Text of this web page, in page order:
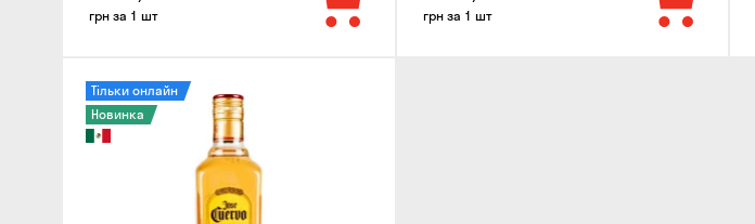
грн за 1 шт грн за 1 шт
Тільки онлайн
Новинка